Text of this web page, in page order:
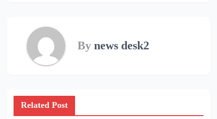
By news desk2
Related Post